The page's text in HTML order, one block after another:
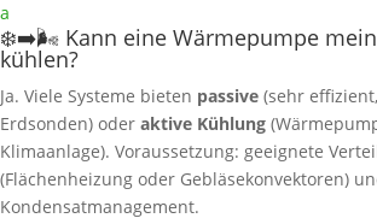
a
❄️➡️🌬️ Kann eine Wärmepumpe mein
kühlen?
Ja. Viele Systeme bieten passive (sehr
Erdsonden) oder aktive Kühlung
Klimaanlage). Voraussetzung: geeignete
(Flächenheizung oder Gebläsekonvektoren)
Kondensatmanagement.